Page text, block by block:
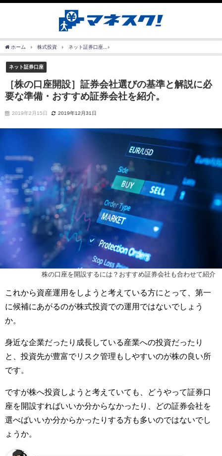
ホーム 株式投資 ネット証券口座
ネット証券口座
［株の口座開設］証券会社選びの基準と解説に必
要な準備・おすすめ証券会社を紹介。
2019年2月15日 2019年12月31日
株の口座を開設するには？おすすめ証券会社も合わせて紹介
これから資産運用をしようと考えている方にとって、第一
に候補にあがるのが株式投資での運用ではないでしょう
か。
身近な企業だったり成長している産業への投資だったり
と、投資先が豊富でリスク管理もしやすいのが株の良い所
です。
ですが株へ投資しようと考えていても、どうやって証券口
座を開設すればいいか分からなかったり、どの証券会社を
選べばいいか分からかったりする方も多いのではないでし
ょうか。